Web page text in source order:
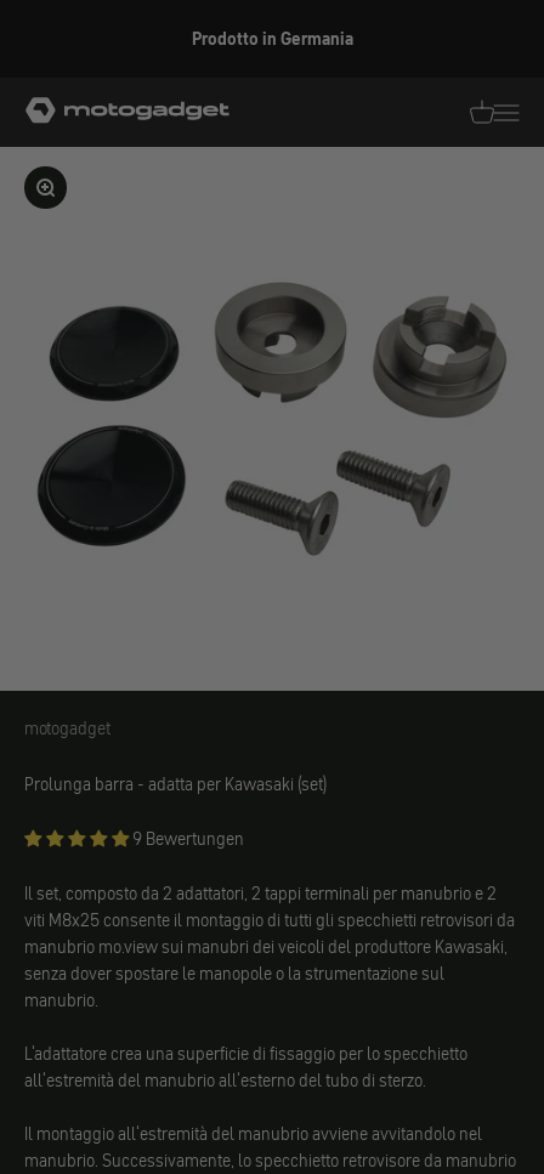
Prodotto in Germania
motogadget GmbH
Ingrandire l'immagine
motogadget
Prolunga barra motogadget
- adatta per Kawasaki (set)
9 Bewertungen
Il set, composto da 2 adattatori, 2 tappi terminali per manubrio e 2
viti M8x25 consente il montaggio di tutti gli specchietti retrovisori da
manubrio mo.view sui manubri dei veicoli del produttore Kawasaki,
senza dover spostare le manopole o la strumentazione sul
manubrio.
L'adattatore crea una superficie di fissaggio per lo specchietto
all'estremità del manubrio all'esterno del tubo di sterzo.
Il montaggio all'estremità del manubrio avviene avvitandolo nel
manubrio. Successivamente, lo specchietto retrovisore da manubrio